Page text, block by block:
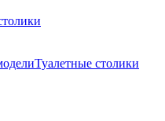
Туалетные столики